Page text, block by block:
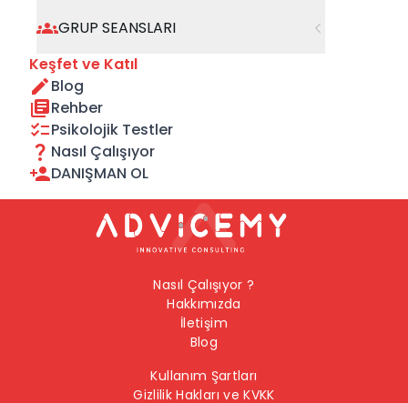
GRUP SEANSLARI
Keşfet ve Katıl
Blog
Rehber
Psikolojik Testler
Nasıl Çalışıyor
DANIŞMAN OL
Nasıl Çalışıyor ?
Hakkımızda
İletişim
Blog
Kullanım Şartları
Gizlilik Hakları ve KVKK